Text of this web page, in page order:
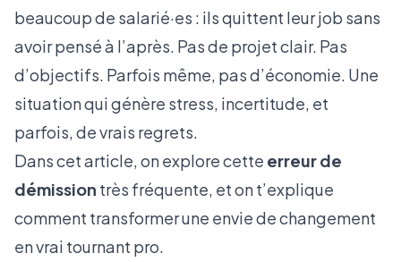
beaucoup de salarié·es : ils quittent leur job sans
avoir pensé à l’après. Pas de projet clair. Pas
d’objectifs. Parfois même, pas d’économie. Une
situation qui génère stress, incertitude, et
parfois, de vrais regrets.
Dans cet article, on explore cette erreur de
démission très fréquente, et on t’explique
comment transformer une envie de changement
en vrai tournant pro.